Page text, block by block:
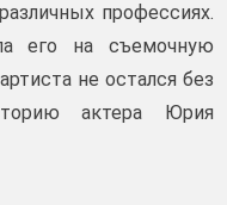
профессиях.
его на съемочную
не остался без
актера Юрия